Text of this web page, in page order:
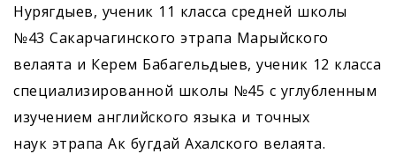
Нурягдыев, ученик 11 класса средней школы
№43 Сакарчагинского этрапа Марыйского
велаята и Керем Бабагельдыев, ученик 12 класса
специализированной школы №45 с углубленным
изучением английского языка и точных
наук этрапа Ак бугдай Ахалского велаята.